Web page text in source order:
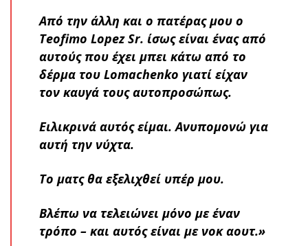
Από την άλλη και ο πατέρας μου ο
Teofimo Lopez Sr. ίσως είναι ένας από
αυτούς που έχει μπει κάτω από το
δέρμα του Lomachenko γιατί είχαν
τον καυγά τους αυτοπροσώπως.
Ειλικρινά αυτός είμαι. Ανυπομονώ για
αυτή την νύχτα.
Το ματς θα εξελιχθεί υπέρ μου.
Βλέπω να τελειώνει μόνο με έναν
τρόπο – και αυτός είναι με νοκ αουτ.»